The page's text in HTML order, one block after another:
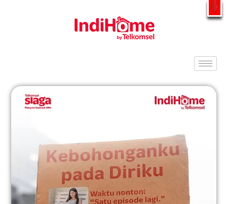
Gratis Pasang Dengan Bayar PDD2 | WiFi 200Rb an By Telkomsel
WhatsApp